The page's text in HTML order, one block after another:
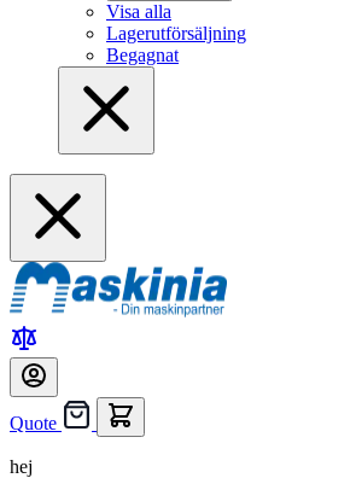
Visa alla
Lagerutförsäljning
Begagnat
Quote
hej